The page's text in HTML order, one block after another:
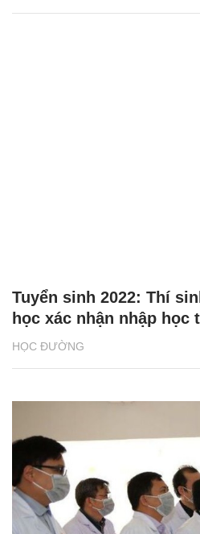
HỌC ĐƯỜNG
Tuyển sinh 2022: Thí
học xác nhận nhập học